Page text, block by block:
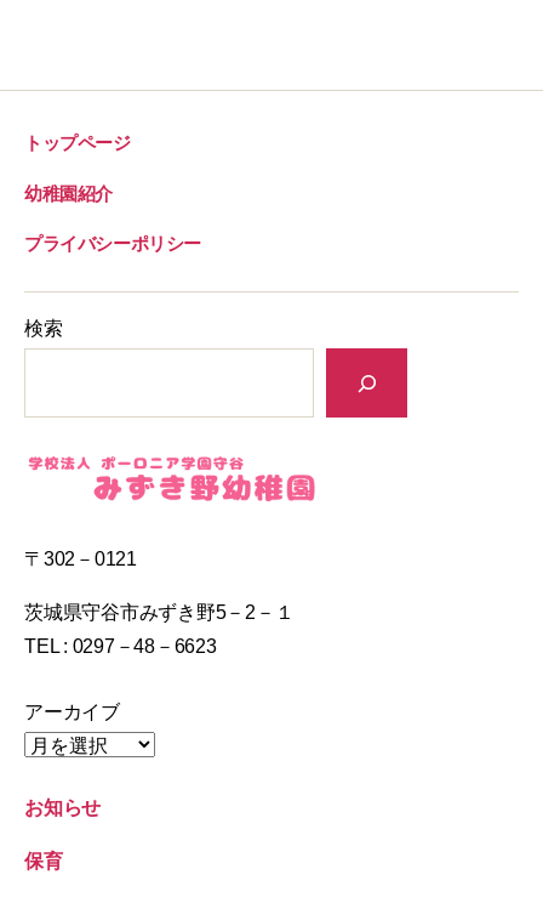
トップページ
幼稚園紹介
プライバシーポリシー
検索
〒302－0121
茨城県守谷市みずき野5－2－１
TEL : 0297－48－6623
アーカイブ
お知らせ
保育